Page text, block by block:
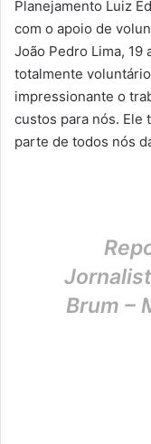
Planejamento Luiz
com o apoio de
João Pedro Lima, 19
totalmente
impressionante o
custos para nós. Ele
parte de todos nós
Brum –